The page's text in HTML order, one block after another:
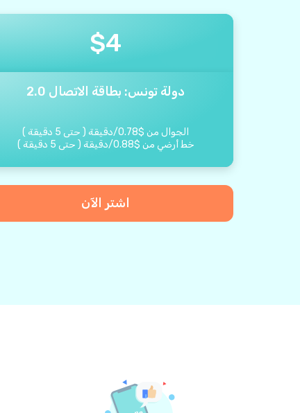
$4
دولة تونس: بطاقة الاتصال 2.0
الجوال من $
0.78
/دقيقة ( حتى 5 دقيقة )
خط أرضي من $
0.88
/دقيقة ( حتى 5 دقيقة )
اشتر الآن